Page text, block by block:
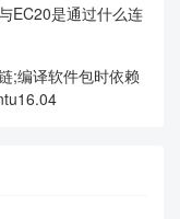
EC20是通过什么连
;编译软件包时依赖